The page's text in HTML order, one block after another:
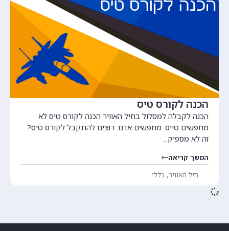
הכנה לקורס טיס
הכנה לקבלה למסלול בחיל האוויר הכנה לקורס טיס לא
מחפשים טייס. מחפשים אדם. רוצים להתקבל לקורס טיס?
זה לא מספיק...
המשך קריאה
חיל האוויר, כללי